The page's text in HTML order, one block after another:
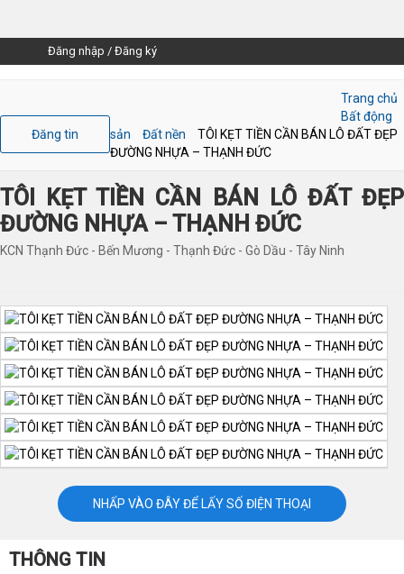
Đăng nhập / Đăng ký
Đăng tin
Trang chủ
Bất động
sản
Đất nền
TÔI KẸT TIỀN CẦN BÁN LÔ ĐẤT ĐẸP
ĐƯỜNG NHỰA – THẠNH ĐỨC
TÔI KẸT TIỀN CẦN BÁN LÔ ĐẤT ĐẸP
ĐƯỜNG NHỰA – THẠNH ĐỨC
KCN Thạnh Đức - Bến Mương - Thạnh Đức - Gò Dầu - Tây Ninh
NHẤP VÀO ĐÂY ĐỂ LẤY SỐ ĐIỆN THOẠI
THÔNG TIN